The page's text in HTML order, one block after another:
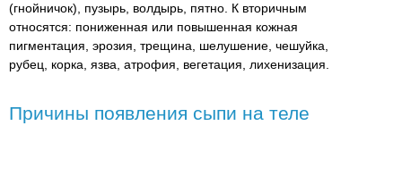
(гнойничок), пузырь, волдырь, пятно. К вторичным
относятся: пониженная или повышенная кожная
пигментация, эрозия, трещина, шелушение, чешуйка,
рубец, корка, язва, атрофия, вегетация, лихенизация.
Причины появления сыпи на теле